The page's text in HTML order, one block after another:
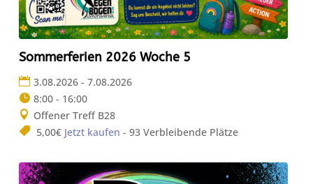
Sommerferien 2026 Woche 5
3.08.2026 - 7.08.2026
8:00 - 16:00
Offener Treff B28
5,00€ Jetzt kaufen - 93 Verbleibende Plätze